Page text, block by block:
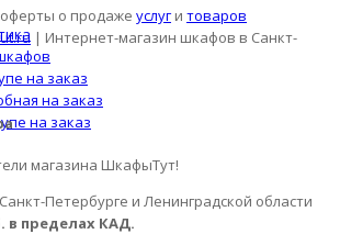
на заказ
на заказ
на заказ
о продаже услуги товаров
| Интернет-магазин шкафов в Санкт-
магазина ШкафыТут!
Петербурге и Ленинградской области
в пределах КАД.